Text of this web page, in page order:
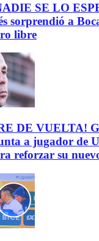
SE LO
sorprendió a
libre
DE VUELTA!
a jugador de
reforzar su